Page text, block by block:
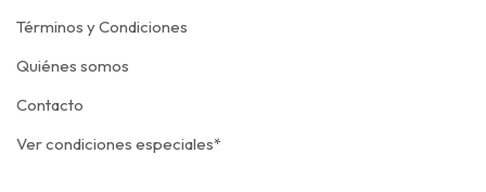
Términos y Condiciones
Quiénes somos
Contacto
Ver condiciones especiales*